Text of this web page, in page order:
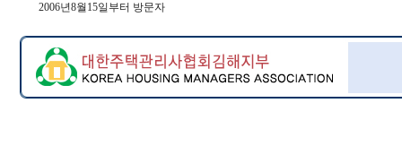
2006년8월15일부터 방문자